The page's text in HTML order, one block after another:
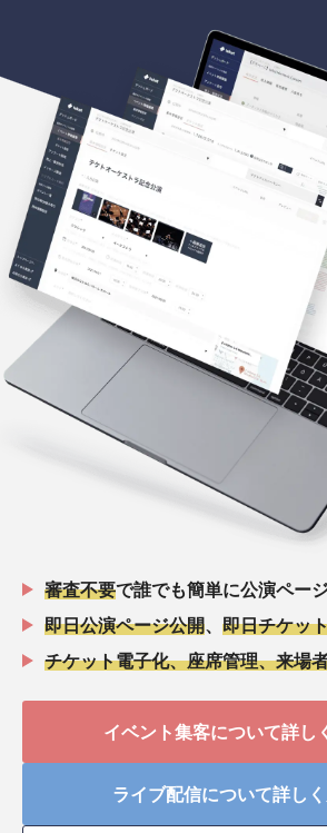
審査不要で誰でも簡単に公演ペー
即日公演ページ公開
即日チケッ
チケット電子化、座席管理、来場
イベント集客について詳し
ライブ配信について詳し